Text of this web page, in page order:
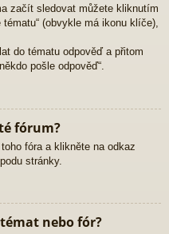
začít sledovat můžete kliknutím
(obvykle má ikonu klíče),
do tématu odpověď a přitom
pošle odpověď“.
fórum?
fóra a klikněte na odkaz
stránky.
nebo fór?